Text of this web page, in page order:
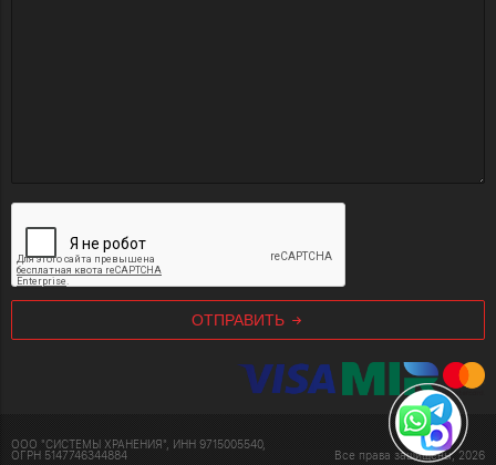
ОТПРАВИТЬ
ООО "СИСТЕМЫ ХРАНЕНИЯ", ИНН 9715005540,
ОГРН 5147746344884
Все права защищены, 2026